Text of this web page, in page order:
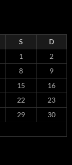
S
D
1
2
8
9
15
16
22
23
29
30